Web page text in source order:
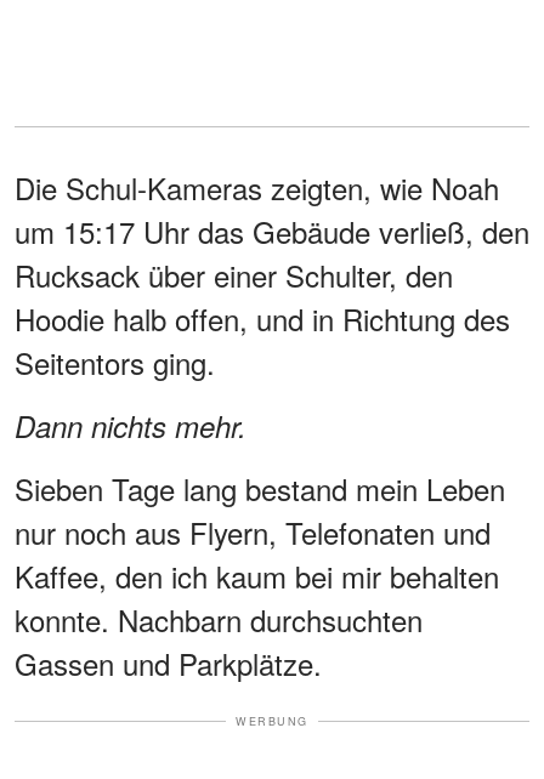
Die Schul-Kameras zeigten, wie Noah
um 15:17 Uhr das Gebäude verließ, den
Rucksack über einer Schulter, den
Hoodie halb offen, und in Richtung des
Seitentors ging.
Dann nichts mehr.
Sieben Tage lang bestand mein Leben
nur noch aus Flyern, Telefonaten und
Kaffee, den ich kaum bei mir behalten
konnte. Nachbarn durchsuchten
Gassen und Parkplätze.
WERBUNG